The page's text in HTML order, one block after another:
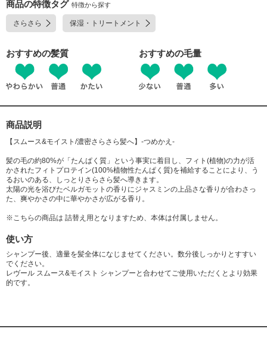
ソプロピル、イソペンチルジオール、ヒドロキシエチルセルロース、EDT
A-2Na、クエン酸Na、アモジメチコン、PEG-200水添ヒマシ油、オキシベ
ミド)コポリマー、ポリクオタニウムー50、ラウロイルグルタミン酸ジ(フ
ィトステリル/オクチルドデシル)、クエン酸、カラメル、グリセリン、B
G、カプリリルグリコール、ジラウロイルグルタミン酸リシンNa、マルト
デキストリン、エタノール、ペンチレングリコール、ステアラミドプロピ
エタノール、ソルビン酸K、メチルパラベン、香料、黄4、緑3
商品の特徴タグ 特徴から探す
さらさら 保湿・トリートメント
おすすめの髪質 おすすめの毛量
商品説明
【スムース&モイスト/濃密さらさら髪へ】-つめかえ-
髪の毛の約80%が「たんぱく質」という事実に着目し、フィト(植物)の力が活
かされたフィトプロテイン(100%植物性たんぱく質)を補給することにより、う
るおいのある、しっとりさらさら髪へ導きます。
太陽の光を浴びたベルガモットの香りにジャスミンの上品さな香りが合わさっ
た、爽やかさの中に華やかさが広がる香り。
※こちらの商品は 詰替え用となりますため、本体は付属しません。
使い方
シャンプー後、適量を髪全体になじませてください。数分後しっかりとすすい
でください。
レヴール スムース&モイスト シャンプーと合わせてご使用いただくとより効果
的です。